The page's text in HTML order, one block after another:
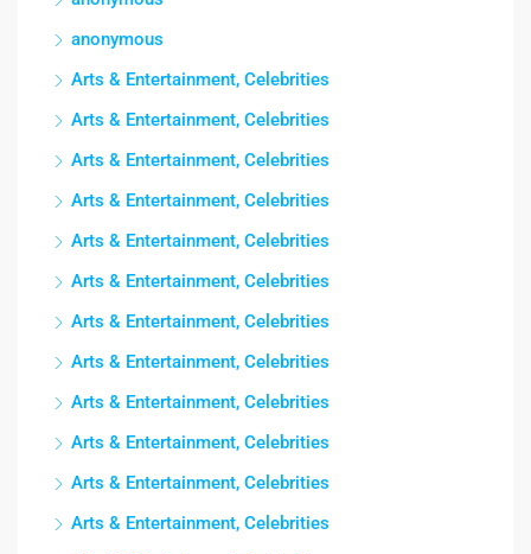
anonymous
Arts & Entertainment, Celebrities
Arts & Entertainment, Celebrities
Arts & Entertainment, Celebrities
Arts & Entertainment, Celebrities
Arts & Entertainment, Celebrities
Arts & Entertainment, Celebrities
Arts & Entertainment, Celebrities
Arts & Entertainment, Celebrities
Arts & Entertainment, Celebrities
Arts & Entertainment, Celebrities
Arts & Entertainment, Celebrities
Arts & Entertainment, Celebrities